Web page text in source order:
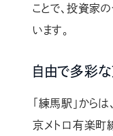
ことで、投資家
います。
自由で多彩
「練馬駅」から
京メトロ有楽町